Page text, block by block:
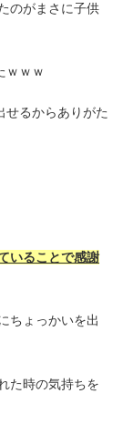
のがまさに子供
ｗｗｗ
せるからありがた
いることで感謝
ちょっかいを出
た時の気持ちを